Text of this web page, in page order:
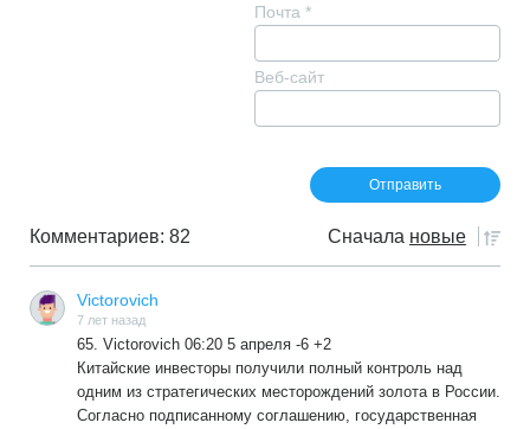
Почта *
Веб-сайт
Комментариев: 82 Сначала новые
Victorovich
7 лет назад
65. Victorovich 06:20 5 апреля -6 +2
Китайские инвесторы получили полный контроль над
одним из стратегических месторождений золота в России.
Согласно подписанному соглашению, государственная